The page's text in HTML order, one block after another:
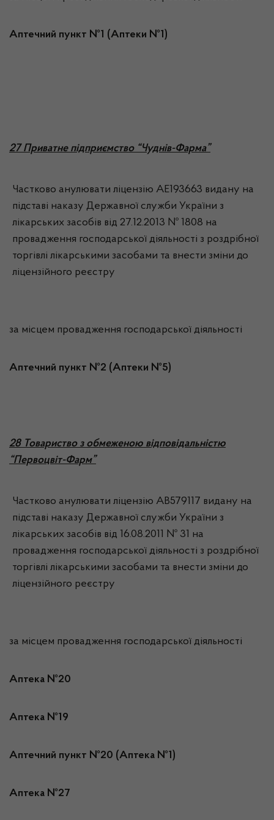
Аптечний пункт №1 (Аптеки №1)
27 Приватне підприємство “Чуднів-Фарма”
Частково анулювати ліцензію АЕ193663 видану на
підставі наказу Державної служби України з
лікарських засобів від 27.12.2013 № 1808 на
провадження господарської діяльності з роздрібної
торгівлі лікарськими засобами та внести зміни до
ліцензійного реєстру
за місцем провадження господарської діяльності
Аптечний пункт №2 (Аптеки №5)
28 Товариство з обмеженою відповідальністю
“Первоцвіт-Фарм”
Частково анулювати ліцензію АВ579117 видану на
підставі наказу Державної служби України з
лікарських засобів від 16.08.2011 № 31 на
провадження господарської діяльності з роздрібної
торгівлі лікарськими засобами та внести зміни до
ліцензійного реєстру
за місцем провадження господарської діяльності
Аптека №20
Аптека №19
Аптечний пункт №20 (Аптека №1)
Аптека №27